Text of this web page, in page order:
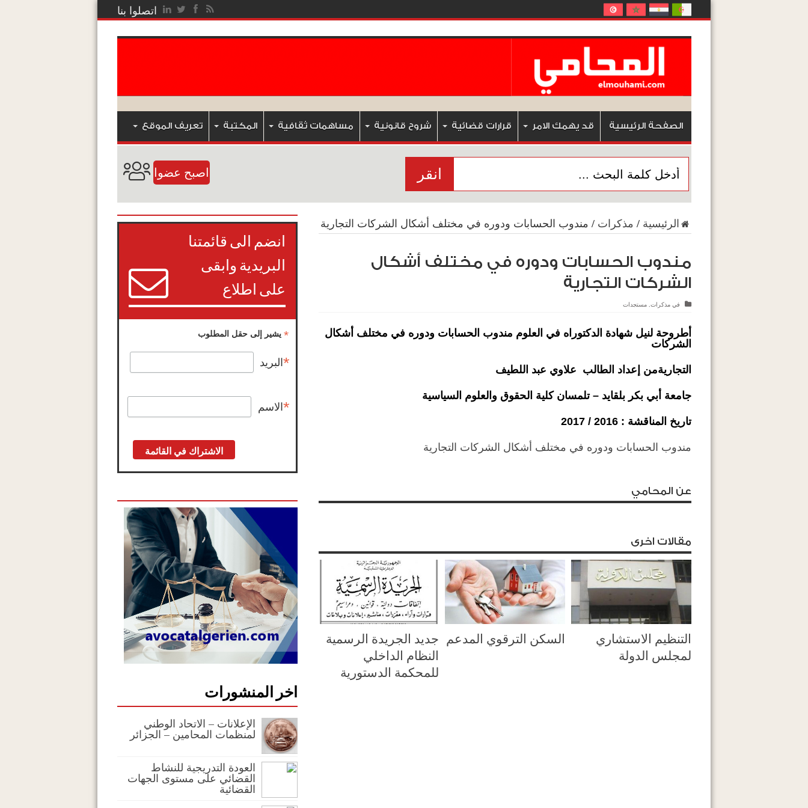
اتصلوا بنا
الصفحة الرئيسية قد يهمك الامر قرارات قضائية شروح قانونية مساهمات ثقافية المكتبة تعريف الموقع
انقر اصبح عضوا
الرئيسية / مذكرات / مندوب الحسابات ودوره في مختلف أشكال الشركات التجارية
مندوب الحسابات ودوره في مختلف أشكال
الشركات التجارية
فيمذكرات,مستجدات
أطروحة لنيل شهادة الدكتوراه في العلوم مندوب الحسابات ودوره في مختلف أشكال
الشركات
التجاريةمن إعداد الطالب علاوي عبد اللطيف
جامعة أبي بكر بلقايد – تلمسانكلية الحقوق والعلوم السياسية
تاريخ المناقشة : 2016 / 2017
مندوب الحسابات ودوره في مختلف أشكال الشركات التجارية
عن المحامي
مقالات اخرى
التنظيم الاستشاري
لمجلس الدولة
السكن الترقوي المدعم جديد الجريدة الرسمية
النظام الداخلي
للمحكمة الدستورية
انضم الى قائمتنا
البريدية وابقى
على اطلاع
*يشير إلى حقل المطلوب
* البريد
*الاسم
اخر المنشورات
الإعلانات – الاتحاد الوطني
لمنظمات المحامين – الجزائر
العودة التدريجية للنشاط
القضائي على مستوى الجهات
القضائية